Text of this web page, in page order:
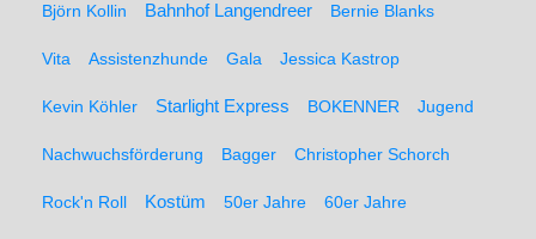
Björn Kollin Bahnhof Langendreer Bernie Blanks
Vita Assistenzhunde Gala Jessica Kastrop
Kevin Köhler Starlight Express BOKENNER Jugend
Nachwuchsförderung Bagger Christopher Schorch
Rock'n Roll Kostüm 50er Jahre 60er Jahre